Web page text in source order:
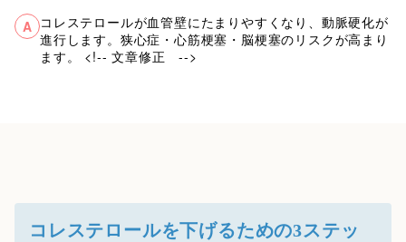
A コレステロールが血管壁にたまりやすくなり、動脈硬化が
進行します。狭心症・心筋梗塞・脳梗塞のリスクが高まり
ます。 <!-- 文章修正 -->
コレステロールを下げるための3ステッ